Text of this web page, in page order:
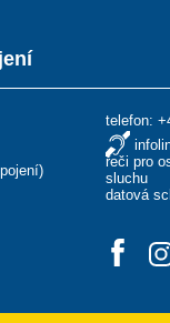
)
telefon:
řeči pro
sluchu
datová